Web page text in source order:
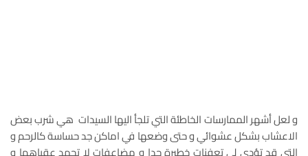
و لعل أشهر الممارسات الخاطئة التي تلجأ اليها السيدات هي شرب بعض
الاعشاب بشكل عشوائي و حتى وضعها في اماكن جد حساسة كالرحم و
التي قد تؤدي لى تعفنات خطيرة جدا و مضاعفات لا تحمد عقباهها و